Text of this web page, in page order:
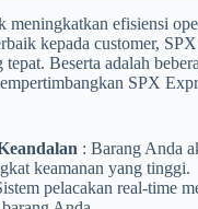
meningkatkan efisiensi
kepada customer,
Beserta adalah
SPX
: Barang Anda
keamanan yang tinggi.
pelacakan real-time